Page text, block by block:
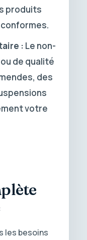
produits
: Le non-
de qualité
des
votre
les besoins